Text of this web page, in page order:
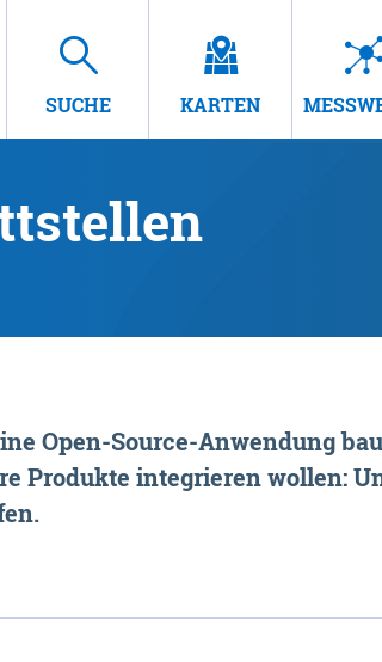
SUCHE KARTEN
Open-Source-Anwendung
Produkte integrieren wollen: